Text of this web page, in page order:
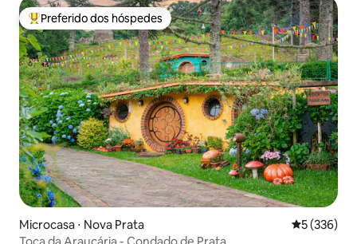
Entre os melhores preferidos dos hóspedes
Preferido dos hóspedes
Microcasa ⋅ Nova Prata 5 de uma
5 (336)
Toca da Araucária - Condado de Prata